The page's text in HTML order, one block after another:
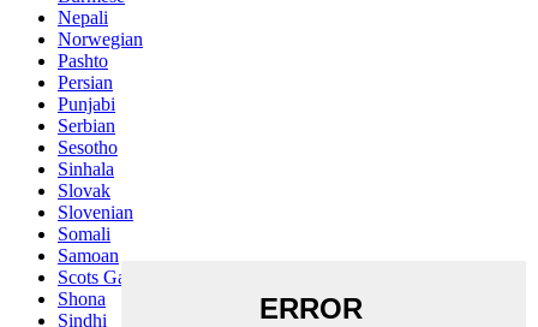
Nepali
Norwegian
Pashto
Persian
Punjabi
Serbian
Sesotho
Sinhala
Slovak
Slovenian
Somali
Samoan
Scots Gaelic
Shona
Sindhi